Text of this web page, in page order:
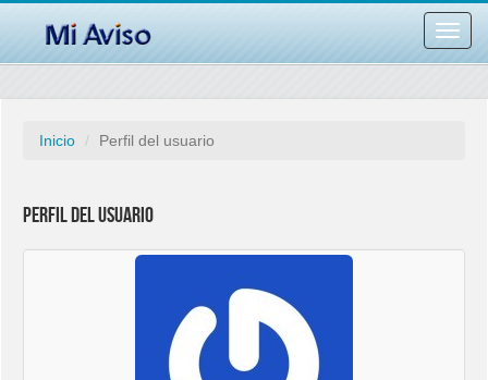
barra
Inicio Perfil del usuario
Perfil del usuario